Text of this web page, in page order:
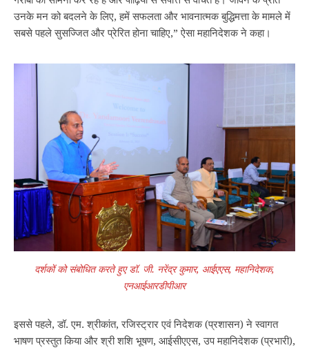
उनके मन को बदलने के लिए, हमें सफलता और भावनात्मक बुद्धिमत्ता के मामले में
सबसे पहले सुसज्जित और प्रेरित होना चाहिए,” ऐसा महानिदेशक ने कहा।
दर्शकों को संबोधित करते हुए डॉ. जी. नरेंद्र कुमार, आईएएस, महानिदेशक,
एनआईआरडीपीआर
इससे पहले, डॉ. एम. श्रीकांत, रजिस्ट्रार एवं निदेशक (प्रशासन) ने स्वागत
भाषण प्रस्‍तुत किया और श्री शशि भूषण, आईसीएएस, उप महानिदेशक (प्रभारी),